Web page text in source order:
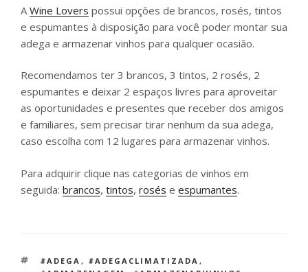
A Wine Lovers possui opções de brancos, rosés, tintos
e espumantes à disposição para você poder montar sua
adega e armazenar vinhos para qualquer ocasião.
Recomendamos ter 3 brancos, 3 tintos, 2 rosés, 2
espumantes e deixar 2 espaços livres para aproveitar
as oportunidades e presentes que receber dos amigos
e familiares, sem precisar tirar nenhum da sua adega,
caso escolha com 12 lugares para armazenar vinhos.
Para adquirir clique nas categorias de vinhos em
seguida: brancos, tintos, rosés e espumantes.
TAGS
#ADEGA , #ADEGACLIMATIZADA ,